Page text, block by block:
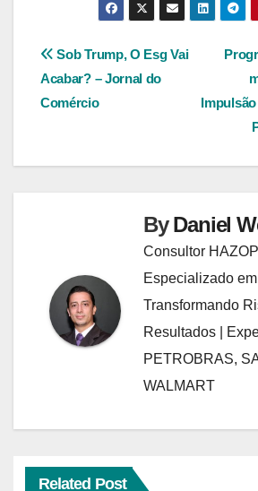
Navegação
de
Sob Trump, O Esg Vai
Acabar? – Jornal do
Comércio
ByDaniel
Consultor HAZOP
Especializado
Transformando
Resultados |
PETROBRAS,
WALMART
Related Post